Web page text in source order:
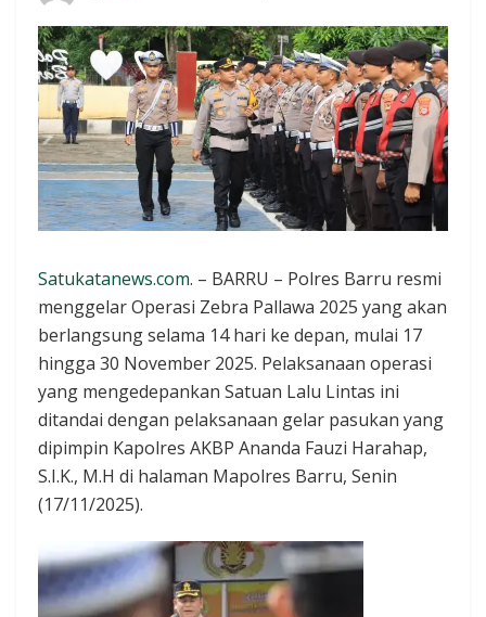
Satukatanews.com. – BARRU – Polres Barru resmi
menggelar Operasi Zebra Pallawa 2025 yang akan
berlangsung selama 14 hari ke depan, mulai 17
hingga 30 November 2025. Pelaksanaan operasi
yang mengedepankan Satuan Lalu Lintas ini
ditandai dengan pelaksanaan gelar pasukan yang
dipimpin Kapolres AKBP Ananda Fauzi Harahap,
S.I.K., M.H di halaman Mapolres Barru, Senin
(17/11/2025).